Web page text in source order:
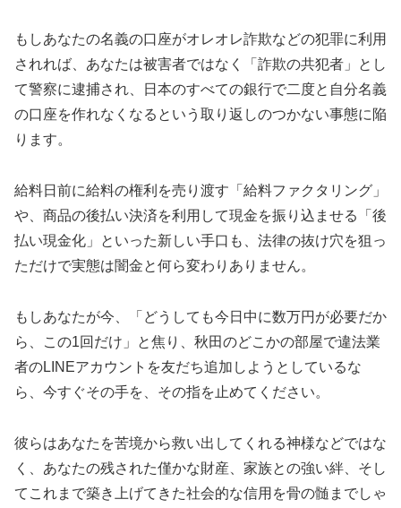
もしあなたの名義の口座がオレオレ詐欺などの犯罪に利用
されれば、あなたは被害者ではなく「詐欺の共犯者」とし
て警察に逮捕され、日本のすべての銀行で二度と自分名義
の口座を作れなくなるという取り返しのつかない事態に陥
ります。
給料日前に給料の権利を売り渡す「給料ファクタリング」
や、商品の後払い決済を利用して現金を振り込ませる「後
払い現金化」といった新しい手口も、法律の抜け穴を狙っ
ただけで実態は闇金と何ら変わりありません。
もしあなたが今、「どうしても今日中に数万円が必要だか
ら、この1回だけ」と焦り、秋田のどこかの部屋で違法業
者のLINEアカウントを友だち追加しようとしているな
ら、今すぐその手を、その指を止めてください。
彼らはあなたを苦境から救い出してくれる神様などではな
く、あなたの残された僅かな財産、家族との強い絆、そし
てこれまで築き上げてきた社会的な信用を骨の髄までしゃ